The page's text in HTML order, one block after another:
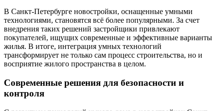
В Санкт-Петербурге новостройки, оснащенные умными
технологиями, становятся всё более популярными. За счет
внедрения таких решений застройщики привлекают
покупателей, ищущих современные и эффективные варианты
жилья. В итоге, интеграция умных технологий
трансформирует не только сам процесс строительства, но и
восприятие жилого пространства в целом.
Современные решения для безопасности и
контроля